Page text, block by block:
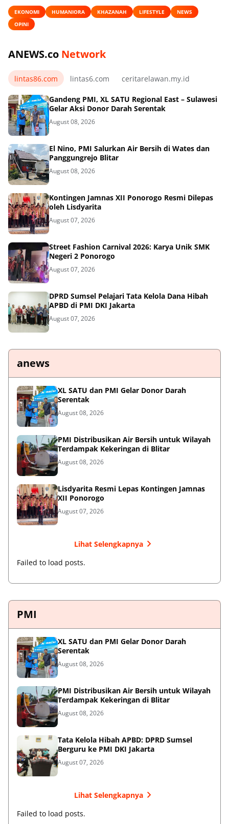
EKONOMI HUMANIORA KHAZANAH LIFESTYLE
NEWS
OPINI
ANEWS.co Network
lintas86.com lintas6.com ceritarelawan.my.id
Gandeng PMI, XL SATU Regional East – Sulawesi
Gelar Aksi Donor Darah Serentak
August 08, 2026
El Nino, PMI Salurkan Air Bersih di Wates dan
Panggungrejo Blitar
August 08, 2026
Kontingen Jamnas XII Ponorogo Resmi Dilepas
oleh Lisdyarita
August 07, 2026
Street Fashion Carnival 2026: Karya Unik SMK
Negeri 2 Ponorogo
August 07, 2026
DPRD Sumsel Pelajari Tata Kelola Dana Hibah
APBD di PMI DKI Jakarta
August 07, 2026
anews
XL SATU dan PMI Gelar Donor Darah
Serentak
August 08, 2026
PMI Distribusikan Air Bersih untuk Wilayah
Terdampak Kekeringan di Blitar
August 08, 2026
Lisdyarita Resmi Lepas Kontingen Jamnas
XII Ponorogo
August 07, 2026
Lihat Selengkapnya
Failed to load posts.
PMI
XL SATU dan PMI Gelar Donor Darah
Serentak
August 08, 2026
PMI Distribusikan Air Bersih untuk Wilayah
Terdampak Kekeringan di Blitar
August 08, 2026
Tata Kelola Hibah APBD: DPRD Sumsel
Berguru ke PMI DKI Jakarta
August 07, 2026
Lihat Selengkapnya
Failed to load posts.